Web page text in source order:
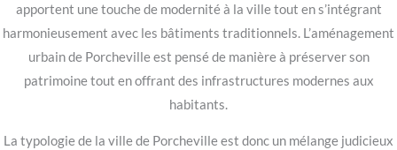
apportent une touche de modernité à la ville tout en s’intégrant
harmonieusement avec les bâtiments traditionnels. L’aménagement
urbain de Porcheville est pensé de manière à préserver son
patrimoine tout en offrant des infrastructures modernes aux
habitants.
La typologie de la ville de Porcheville est donc un mélange judicieux